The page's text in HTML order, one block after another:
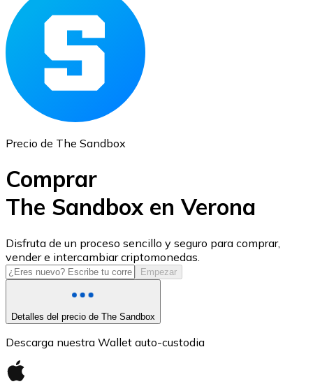
Ethereum
ETH
USD Coin
USDC
Precio de The Sandbox
Comprar
The Sandbox en Verona
Disfruta de un proceso sencillo y seguro para comprar,
vender e intercambiar criptomonedas.
Empezar
Detalles del precio de The Sandbox
Descarga nuestra Wallet auto-custodia